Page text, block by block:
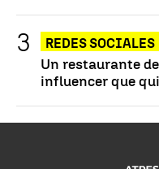
REDES SOCIALES
Un restaurante
influencer que